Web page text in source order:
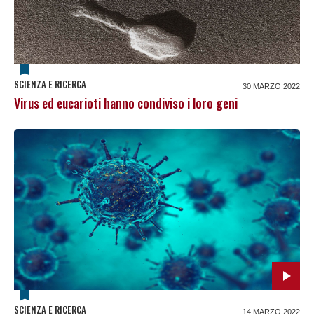
SCIENZA E RICERCA 30 MARZO 2022
Virus ed eucarioti hanno condiviso i loro geni
SCIENZA E RICERCA 14 MARZO 2022